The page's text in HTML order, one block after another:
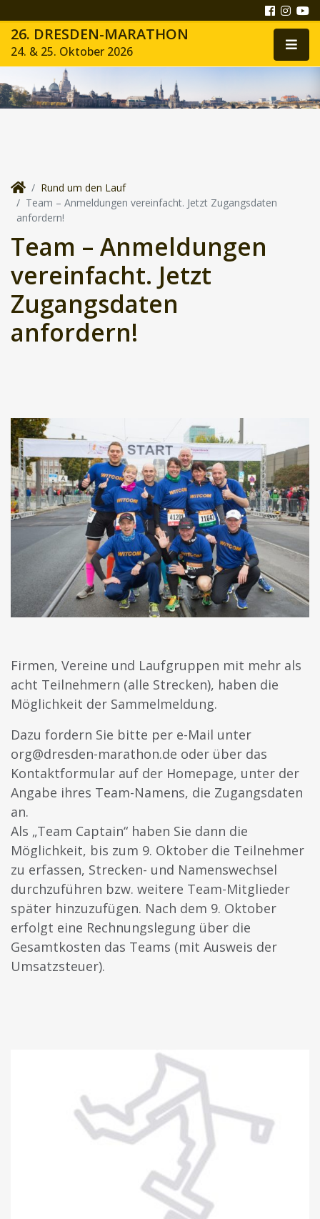
26. DRESDEN-MARATHON
24. & 25. Oktober 2026
Rund um den Lauf
Team – Anmeldungen vereinfacht. Jetzt Zugangsdaten
anfordern!
Team – Anmeldungen
vereinfacht. Jetzt
Zugangsdaten
anfordern!
Firmen, Vereine und Laufgruppen mit mehr als
acht Teilnehmern (alle Strecken), haben die
Möglichkeit der Sammelmeldung.
Dazu fordern Sie bitte per e-Mail unter
org@dresden-marathon.de oder über das
Kontaktformular auf der Homepage, unter der
Angabe ihres Team-Namens, die Zugangsdaten
an.
Als „Team Captain“ haben Sie dann die
Möglichkeit, bis zum 9. Oktober die Teilnehmer
zu erfassen, Strecken- und Namenswechsel
durchzuführen bzw. weitere Team-Mitglieder
später hinzuzufügen. Nach dem 9. Oktober
erfolgt eine Rechnungslegung über die
Gesamtkosten das Teams (mit Ausweis der
Umsatzsteuer).